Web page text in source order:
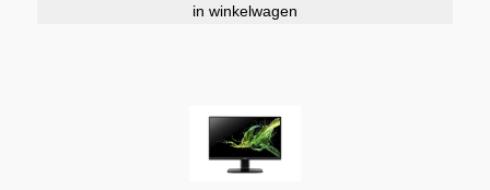
in winkelwagen